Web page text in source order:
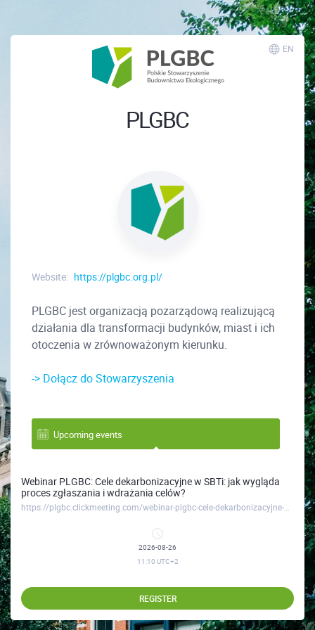
EN
PLGBC
Website: https://plgbc.org.pl/
PLGBC jest organizacją pozarządową realizującą
działania dla transformacji budynków, miast i ich
otoczenia w zrównoważonym kierunku.
-> Dołącz do Stowarzyszenia
Upcoming events
Webinar PLGBC: Cele dekarbonizacyjne w SBTi: jak wygląda
proces zgłaszania i wdrażania celów?
2026-08-26
11:10 UTC+2
REGISTER